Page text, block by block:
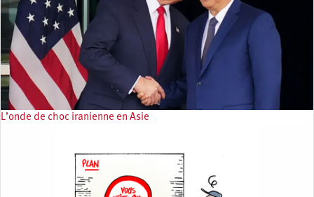
L’onde de choc iranienne en Asie